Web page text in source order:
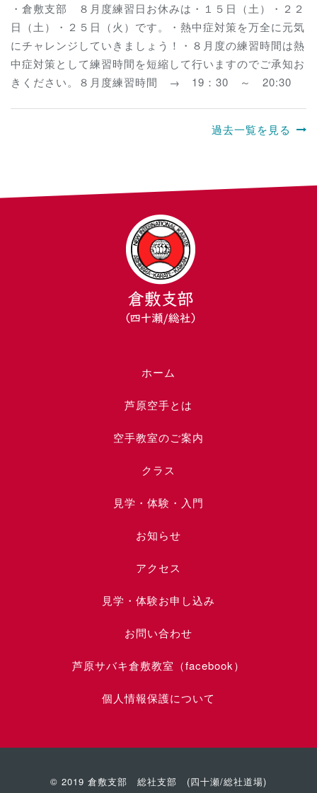
・倉敷支部 ８月度練習日お休みは・１５日（土）・２２
日（土）・２５日（火）です。・熱中症対策を万全に元気
にチャレンジしていきましょう！・８月度の練習時間は熱
中症対策として練習時間を短縮して行いますのでご承知お
きください。８月度練習時間 → 19：30 ～ 20:30
過去一覧を見る
ホーム
芦原空手とは
空手教室のご案内
クラス
見学・体験・入門
お知らせ
アクセス
見学・体験お申し込み
お問い合わせ
芦原サバキ倉敷教室（facebook）
個人情報保護について
© 2019 倉敷支部 総社支部 (四十瀬/総社道場)